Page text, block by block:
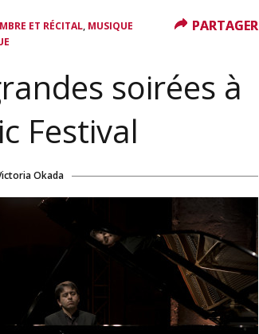
ET RÉCITAL, MUSIQUE
soirées à
Festival
Okada
PARTAGER
PARTAGER